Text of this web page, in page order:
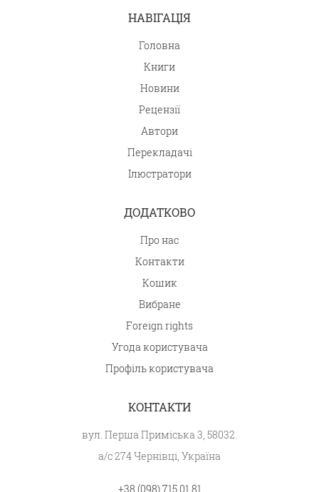
НАВІГАЦІЯ
Головна
Книги
Новини
Рецензії
Автори
Перекладачі
Ілюстратори
ДОДАТКОВО
Про нас
Контакти
Кошик
Вибране
Foreign rights
Угода користувача
Профіль користувача
КОНТАКТИ
вул. Перша Приміська 3, 58032.
а/с 274 Чернівці, Україна
+38 (098) 715 01 81